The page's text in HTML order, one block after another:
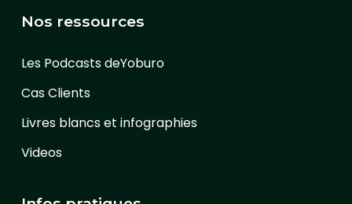
Nos ressources
Les Podcasts deYoburo
Cas Clients
Livres blancs et infographies
Videos